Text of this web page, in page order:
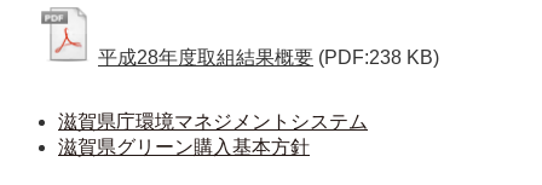
平成28年度取組結果概要 (PDF:238 KB)
滋賀県庁環境マネジメントシステム
滋賀県グリーン購入基本方針